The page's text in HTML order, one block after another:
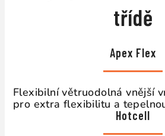
třídě
Apex Flex
Flexibilní větruodolná vnější
pro extra flexibilitu a
Hotcell